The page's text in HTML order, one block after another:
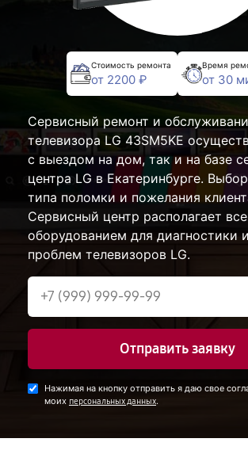
Стоимость ремонта
от 2200 ₽
Время
от 30
Сервисный ремонт и
телевизора LG 43SM5KE
с выездом на дом, так и на базе
центра LG в Екатеринбурге.
типа поломки и пожелания
Сервисный центр располагает
оборудованием для диагностики
проблем телевизоров LG.
Отправить заявку
Нажимая на кнопку отправить я даю свое
моих персональных данных.